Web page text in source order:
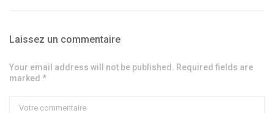
Laissez un commentaire
Your email address will not be published. Required fields are
marked *